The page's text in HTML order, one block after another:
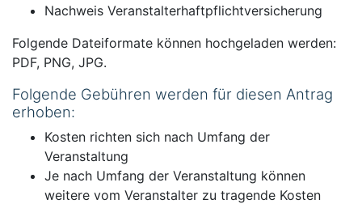
Nachweis Veranstalterhaftpflichtversicherung
Folgende Dateiformate können hochgeladen werden:
PDF, PNG, JPG.
Folgende Gebühren werden für diesen Antrag
erhoben:
Kosten richten sich nach Umfang der
Veranstaltung
Je nach Umfang der Veranstaltung können
weitere vom Veranstalter zu tragende Kosten